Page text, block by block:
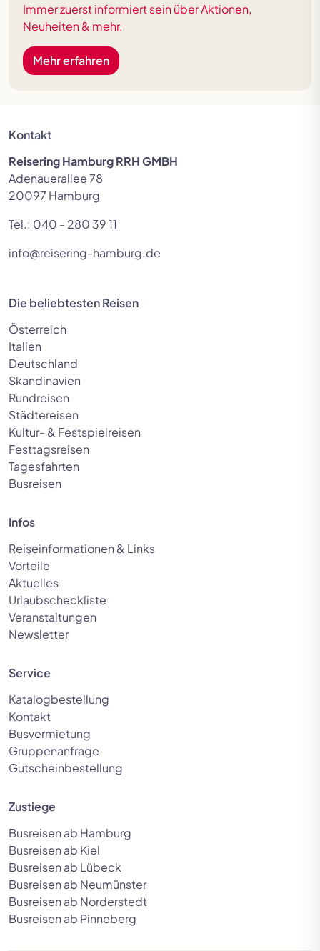
Immer zuerst informiert sein über Aktionen,
Neuheiten & mehr.
Mehr erfahren
Kontakt
Reisering Hamburg RRH GMBH
Adenauerallee 78
20097 Hamburg
Tel.: 040 - 280 39 11
info@reisering-hamburg.de
Die beliebtesten Reisen
Österreich
Italien
Deutschland
Skandinavien
Rundreisen
Städtereisen
Kultur- & Festspielreisen
Festtagsreisen
Tagesfahrten
Busreisen
Infos
Reiseinformationen & Links
Vorteile
Aktuelles
Urlaubscheckliste
Veranstaltungen
Newsletter
Service
Katalogbestellung
Kontakt
Busvermietung
Gruppenanfrage
Gutscheinbestellung
Zustiege
Busreisen ab Hamburg
Busreisen ab Kiel
Busreisen ab Lübeck
Busreisen ab Neumünster
Busreisen ab Norderstedt
Busreisen ab Pinneberg